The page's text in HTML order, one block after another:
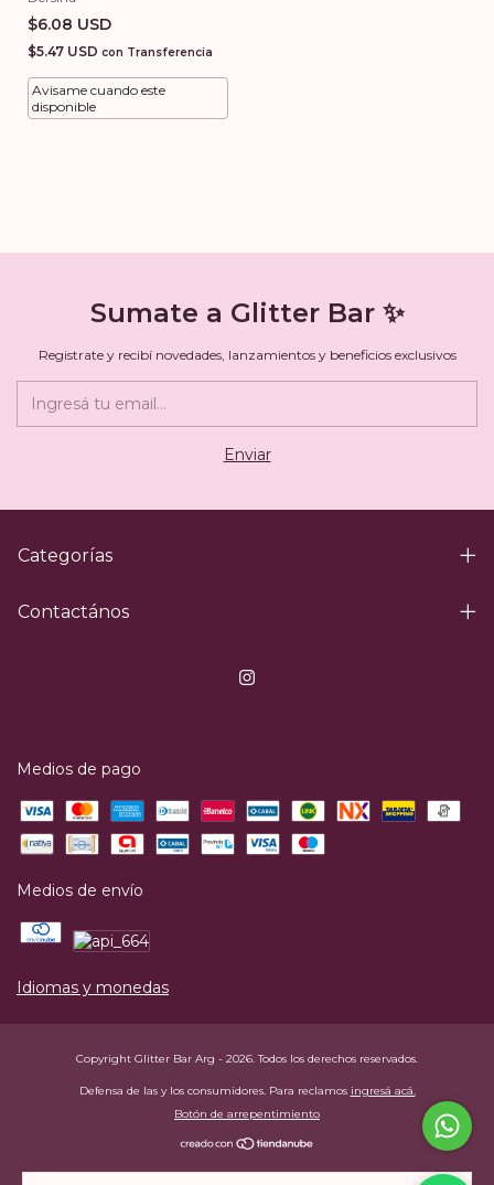
$6.08 USD
$5.47 USD con Transferencia
Avisame cuando este
disponible
Sumate a Glitter Bar ✨
Registrate y recibí novedades, lanzamientos y beneficios exclusivos
Categorías
Contactános
Medios de pago
Medios de envío
Idiomas y monedas
Copyright Glitter Bar Arg - 2026. Todos los derechos reservados.
Defensa de las y los consumidores. Para reclamos ingresá acá.
Botón de arrepentimiento